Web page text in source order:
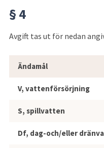
§ 4
Avgift tas ut för nedan
4.1 Avgift tas
Ändamål
V, vattenförsörjning
S, spillvatten
Df, dag-och/eller